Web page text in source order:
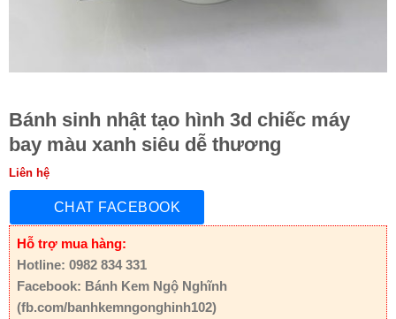
Bánh sinh nhật tạo hình 3d chiếc máy
bay màu xanh siêu dễ thương
Liên hệ
CHAT FACEBOOK
Hỗ trợ mua hàng:
Hotline: 0982 834 331
Facebook: Bánh Kem Ngộ Nghĩnh
(fb.com/banhkemngonghinh102)